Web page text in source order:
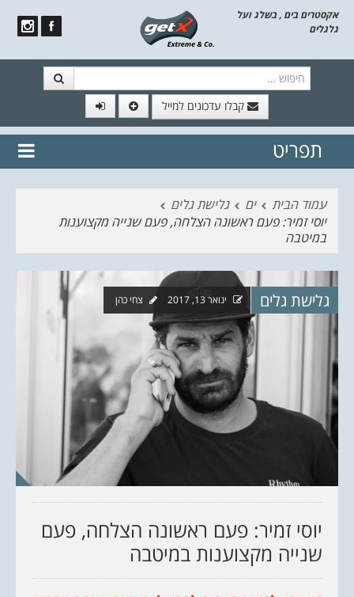
אקסטרים בים , בשלג ועל
גלגלים
קבלו עדכונים למייל
// הצטרף לרשימת תפוצה!
נשמח
תפריט
עמוד הבית
ים
גלישת גלים
יוסי זמיר: פעם ראשונה הצלחה, פעם שנייה מקצוענות
במיטבה
גלישת גלים ינואר 13, 2017 צחי כהן
יוסי זמיר: פעם ראשונה הצלחה, פעם
שנייה מקצוענות במיטבה